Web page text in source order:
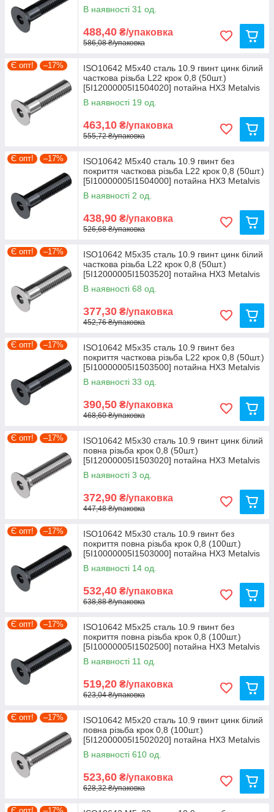
В наявності 31 од.
488,40 ₴/упаковка
586,08 ₴/упаковка
Є опт! –17%
ISO10642 М5х40 сталь 10.9 гвинт цинк білий
часткова різьба L22 крок 0,8 (50шт.)
[5I12000005I1504020] потайна HX3 Metalvis
В наявності 19 од.
463,10 ₴/упаковка
555,72 ₴/упаковка
Є опт! –17%
ISO10642 М5х40 сталь 10.9 гвинт без
покриття часткова різьба L22 крок 0,8 (50шт.)
[5I10000005I1504000] потайна HX3 Metalvis
В наявності 2 од.
438,90 ₴/упаковка
526,68 ₴/упаковка
Є опт! –17%
ISO10642 М5х35 сталь 10.9 гвинт цинк білий
часткова різьба L22 крок 0,8 (50шт.)
[5I12000005I1503520] потайна HX3 Metalvis
В наявності 68 од.
377,30 ₴/упаковка
452,76 ₴/упаковка
Є опт! –17%
ISO10642 М5х35 сталь 10.9 гвинт без
покриття часткова різьба L22 крок 0,8 (50шт.)
[5I10000005I1503500] потайна HX3 Metalvis
В наявності 33 од.
390,50 ₴/упаковка
468,60 ₴/упаковка
Є опт! –17%
ISO10642 М5х30 сталь 10.9 гвинт цинк білий
повна різьба крок 0,8 (50шт.)
[5I12000005I1503020] потайна HX3 Metalvis
В наявності 3 од.
372,90 ₴/упаковка
447,48 ₴/упаковка
Є опт! –17%
ISO10642 М5х30 сталь 10.9 гвинт без
покриття повна різьба крок 0,8 (100шт.)
[5I10000005I1503000] потайна HX3 Metalvis
В наявності 14 од.
532,40 ₴/упаковка
638,88 ₴/упаковка
Є опт! –17%
ISO10642 М5х25 сталь 10.9 гвинт без
покриття повна різьба крок 0,8 (100шт.)
[5I10000005I1502500] потайна HX3 Metalvis
В наявності 11 од.
519,20 ₴/упаковка
623,04 ₴/упаковка
Є опт! –17%
ISO10642 М5х20 сталь 10.9 гвинт цинк білий
повна різьба крок 0,8 (100шт.)
[5I12000005I1502020] потайна HX3 Metalvis
В наявності 610 од.
523,60 ₴/упаковка
628,32 ₴/упаковка